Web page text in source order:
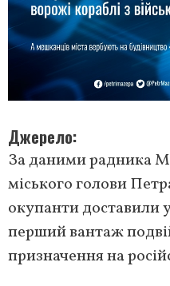
Джерело
За даними радника
міського голови
окупанти доставили
перший вантаж
призначення на